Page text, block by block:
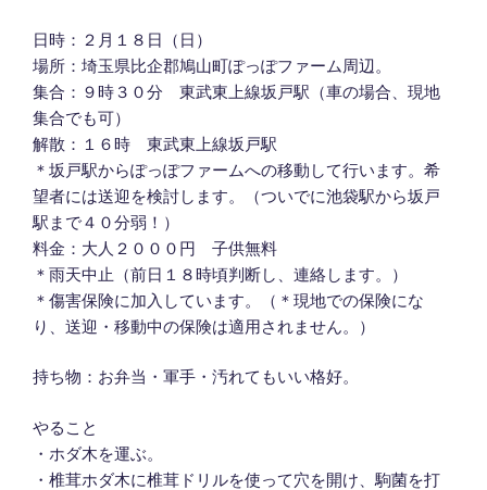
日時：２月１８日（日）
場所：埼玉県比企郡鳩山町ぽっぽファーム周辺。
集合：９時３０分 東武東上線坂戸駅（車の場合、現地
集合でも可）
解散：１６時 東武東上線坂戸駅
＊坂戸駅からぽっぽファームへの移動して行います。希
望者には送迎を検討します。（ついでに池袋駅から坂戸
駅まで４０分弱！）
料金：大人２０００円 子供無料
＊雨天中止（前日１８時頃判断し、連絡します。）
＊傷害保険に加入しています。（＊現地での保険にな
り、送迎・移動中の保険は適用されません。）
持ち物：お弁当・軍手・汚れてもいい格好。
やること
・ホダ木を運ぶ。
・椎茸ホダ木に椎茸ドリルを使って穴を開け、駒菌を打